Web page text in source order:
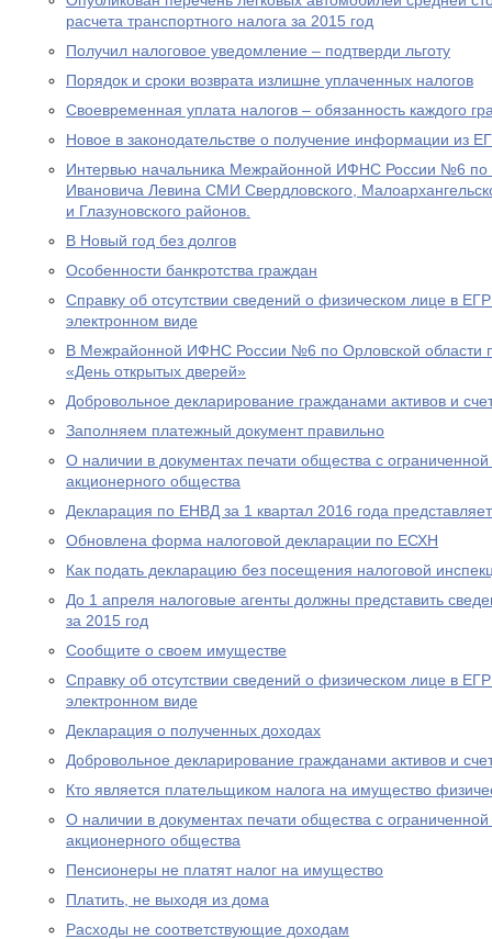
расчета транспортного налога за 2015 год
Получил налоговое уведомление – подтверди льготу
Порядок и сроки возврата излишне уплаченных налогов
Своевременная уплата налогов – обязанность каждого
Новое в законодательстве о получение информации из
Интервью начальника Межрайонной ИФНС России №6 по
Ивановича Левина СМИ Свердловского,
и Глазуновского районов.
В Новый год без долгов
Особенности банкротства граждан
Справку об отсутствии сведений о физическом лице в
электронном виде
В Межрайонной ИФНС России №6 по Орловской области
«День открытых дверей»
Добровольное декларирование гражданами активов и
Заполняем платежный документ правильно
О наличии в документах печати общества с ограниченной
акционерного общества
Декларация по ЕНВД за 1 квартал 2016 года
Обновлена форма налоговой декларации по ЕСХН
Как подать декларацию без посещения налоговой
До 1 апреля налоговые агенты должны представить
за 2015 год
Сообщите о своем имуществе
Справку об отсутствии сведений о физическом лице в
электронном виде
Декларация о полученных доходах
Добровольное декларирование гражданами активов и
Кто является плательщиком налога на имущество
О наличии в документах печати общества с ограниченной
акционерного общества
Пенсионеры не платят налог на имущество
Платить, не выходя из дома
Расходы не соответствующие доходам